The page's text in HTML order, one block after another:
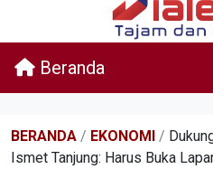
Beranda
BERANDA / EKONOMI /
Ismet Tanjung: Harus Buka